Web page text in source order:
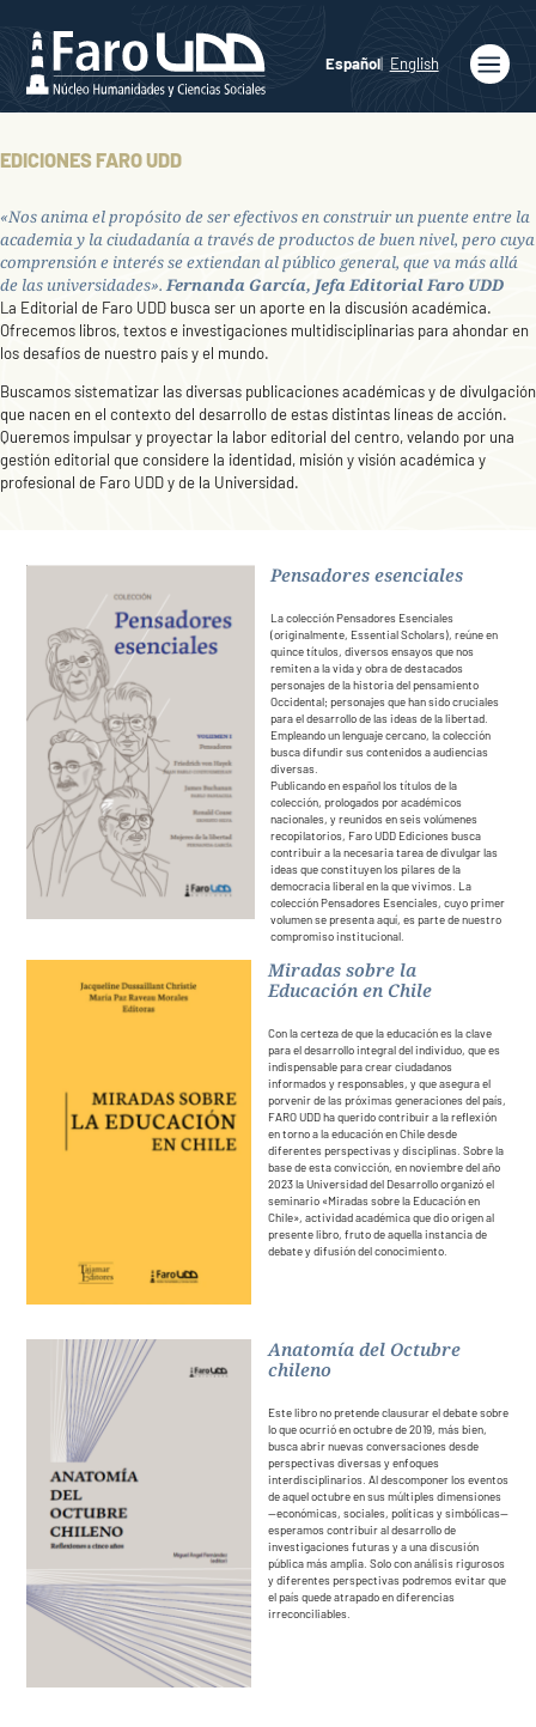
Español English
Quiénes
Publicaciones
Programas
Académicos
Noticias
Agenda
EDICIONES FARO UDD
«Nos anima el propósito de ser efectivos en construir un puente entre la
academia y la ciudadanía a través de productos de buen nivel, pero cuya
comprensión e interés se extiendan al público general, que va más allá
de las universidades».Fernanda García, Jefa EditorialFaro UDD
La Editorial de Faro UDD busca ser un aporte en la discusión académica.
Ofrecemos libros, textos e investigaciones multidisciplinarias para ahondar en
los desafíos de nuestro país y el mundo.
Buscamos sistematizar las diversas publicaciones académicas y de divulgación
que nacen en el contexto del desarrollo de estas distintas líneas de acción.
Queremos impulsar y proyectar la labor editorial del centro, velando por una
gestión editorial que considere la identidad, misión y visión académica y
profesional de Faro UDD y de la Universidad.
Pensadores esenciales
La colección Pensadores Esenciales
(originalmente, Essential Scholars), reúne en
quince títulos, diversos ensayos que nos
remiten a la vida y obra de destacados
personajes de la historia del pensamiento
Occidental; personajes que han sido cruciales
para el desarrollo de las ideas de la libertad.
Empleando un lenguaje cercano, la colección
busca difundir sus contenidos a audiencias
diversas.
Publicando en español los títulos de la
colección, prologados por académicos
nacionales, y reunidos en seis volúmenes
recopilatorios, Faro UDD Ediciones busca
contribuir a la necesaria tarea de divulgar las
ideas que constituyen los pilares de la
democracia liberal en la que vivimos. La
colección Pensadores Esenciales, cuyo primer
volumen se presenta aquí, es parte de nuestro
compromiso institucional.
Miradas sobre la
Educación en Chile
Con la certeza de que la educación es la clave
para el desarrollo integral del individuo, que es
indispensable para crear ciudadanos
informados y responsables, y que asegura el
porvenir de las próximas generaciones del país,
FARO UDD ha querido contribuir a la reflexión
en torno a la educación en Chile desde
diferentes perspectivas y disciplinas. Sobre la
base de esta convicción, en noviembre del año
2023 la Universidad del Desarrollo organizó el
seminario «Miradas sobre la Educación en
Chile», actividad académica que dio origen al
presente libro, fruto de aquella instancia de
debate y difusión del conocimiento.
Anatomía del Octubre
chileno
Este libro no pretende clausurar el debate sobre
lo que ocurrió en octubre de 2019, más bien,
busca abrir nuevas conversaciones desde
perspectivas diversas y enfoques
interdisciplinarios. Al descomponer los eventos
de aquel octubre en sus múltiples dimensiones
—económicas, sociales, políticas y simbólicas—
esperamos contribuir al desarrollo de
investigaciones futuras y a una discusión
pública más amplia. Solo con análisis rigurosos
y diferentes perspectivas podremos evitar que
el país quede atrapado en diferencias
irreconciliables.